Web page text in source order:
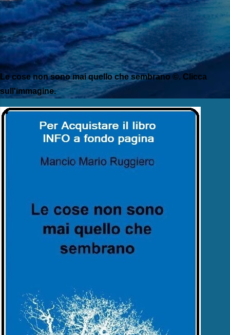
Le cose non sono mai quello che sembrano ©. Clicca
sull'immagine.